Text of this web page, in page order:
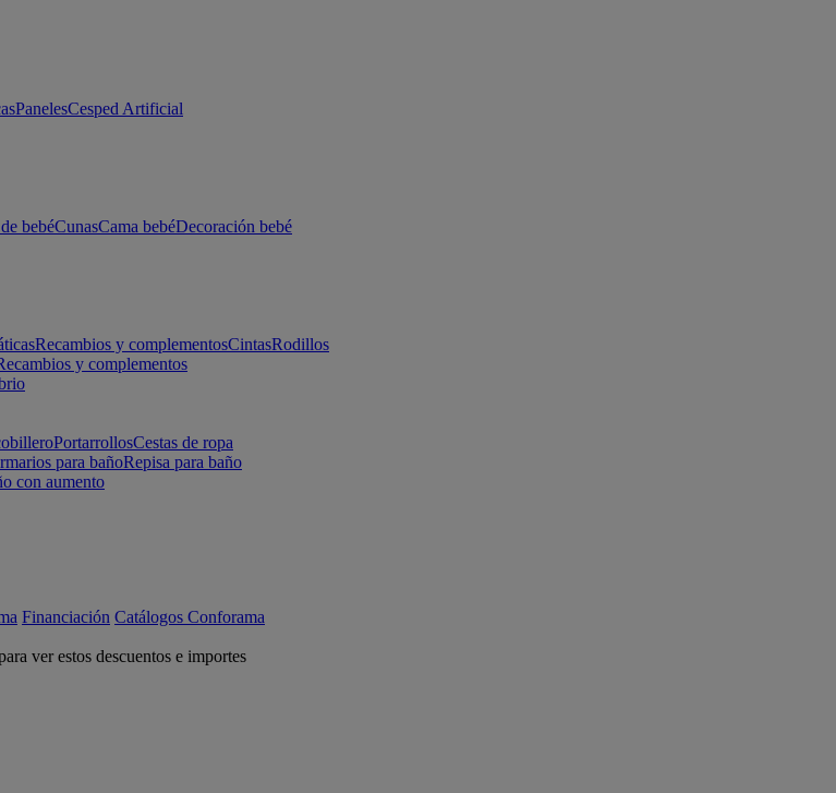
PanelesCesped Artificial
bebéCunasCama bebéDecoración bebé
Recambios y complementosCintasRodillos
y complementos
PortarrollosCestas de ropa
para bañoRepisa para baño
con aumento
Financiación Catálogos Conforama
ver estos descuentos e importes